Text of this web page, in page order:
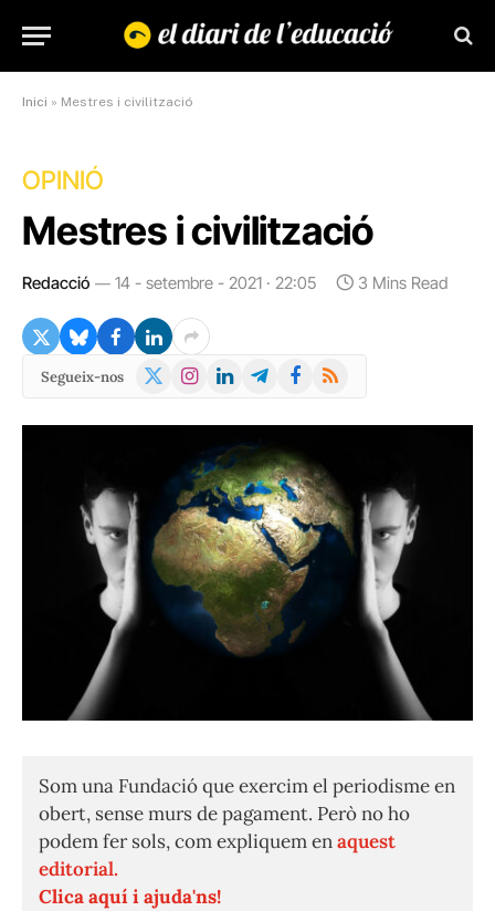
Inici » Mestres i civilització
OPINIÓ
Mestres i civilització
Redacció 14 - setembre - 2021 · 22:05 3 Mins Read
Segueix-nos
X
Instagram
LinkedInTelegramFacebook
RSS
Som una Fundació que exercim el periodisme en
obert, sense murs de pagament. Però no ho
podem fer sols, com expliquem enaquest
editorial.
Clica aquí i ajuda'ns!